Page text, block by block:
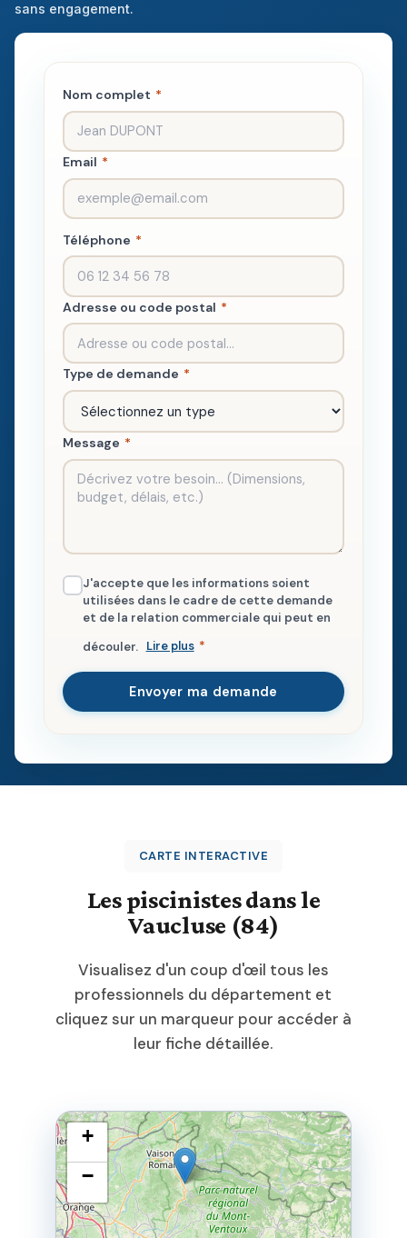
sans engagement.
Nom complet *
Email *
Téléphone *
Adresse ou code postal *
Type de demande *
Message *
J'accepte que les informations soient
utilisées dans le cadre de cette demande
et de la relation commerciale qui peut en
découler. Lire plus *
Envoyer ma demande
CARTE INTERACTIVE
Les piscinistes dans le
Vaucluse (84)
Visualisez d'un coup d'œil tous les
professionnels du département et
cliquez sur un marqueur pour accéder à
leur fiche détaillée.
+
−